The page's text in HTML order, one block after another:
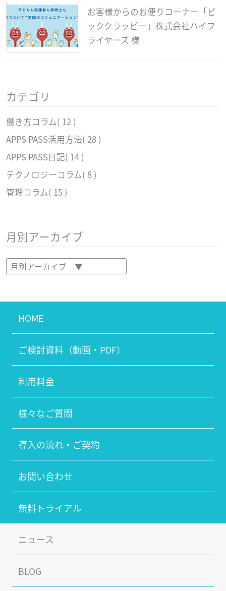
お客様からのお便りコーナー「ビ
ッククラッピー」株式会社ハイフ
ライヤーズ 様
カテゴリ
働き方コラム( 12 )
APPS PASS活用方法( 28 )
APPS PASS日記( 14 )
テクノロジーコラム( 8 )
管理コラム( 15 )
月別アーカイブ
HOME
ご検討資料（動画・PDF）
利用料金
様々なご質問
導入の流れ・ご契約
お問い合わせ
無料トライアル
ニュース
BLOG